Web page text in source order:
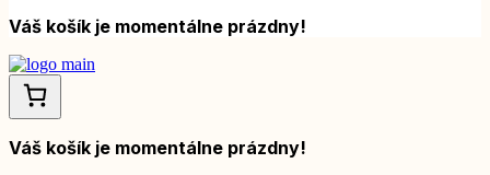
Váš košík je momentálne prázdny!
Váš košík je momentálne prázdny!